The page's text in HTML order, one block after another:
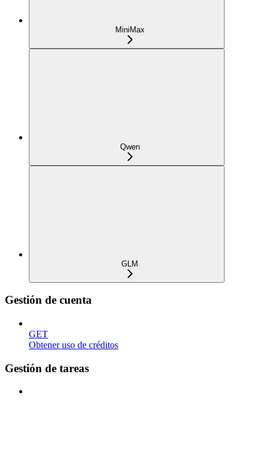
MiniMax
Qwen
GLM
Gestión de cuenta
GET
Obtener uso de créditos
Gestión de tareas